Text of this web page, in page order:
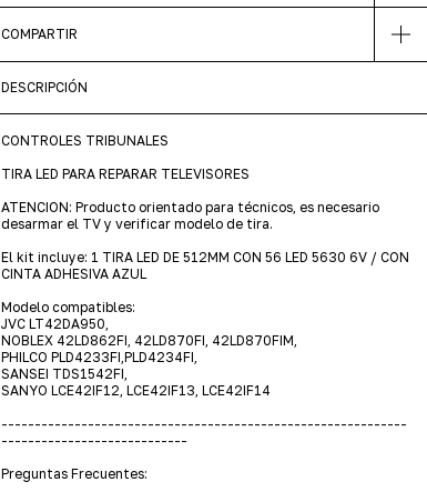
COMPARTIR
DESCRIPCIÓN
CONTROLES TRIBUNALES
TIRA LED PARA REPARAR TELEVISORES
ATENCION: Producto orientado para técnicos, es necesario
desarmar el TV y verificar modelo de tira.
El kit incluye: 1 TIRA LED DE 512MM CON 56 LED 5630 6V / CON
CINTA ADHESIVA AZUL
Modelo compatibles:
JVC LT42DA950,
NOBLEX 42LD862FI, 42LD870FI, 42LD870FIM,
PHILCO PLD4233FI,PLD4234FI,
SANSEI TDS1542FI,
SANYO LCE42IF12, LCE42IF13, LCE42IF14
-------------------------------------------------------------
----------------------------
Preguntas Frecuentes: